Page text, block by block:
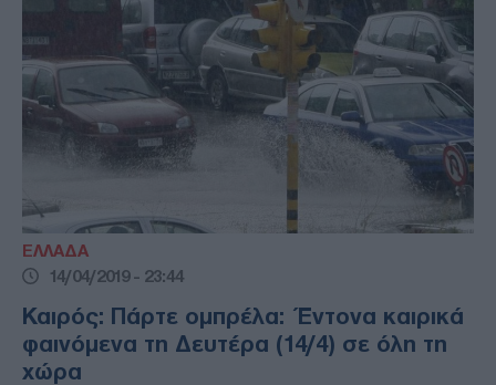
ΕΛΛΑΔΑ
14/04/2019 - 23:44
Καιρός: Πάρτε ομπρέλα: Έντονα καιρικά
φαινόμενα τη Δευτέρα (14/4) σε όλη τη
χώρα